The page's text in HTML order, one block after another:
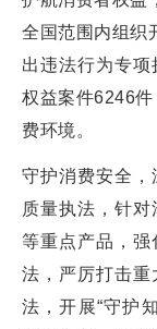
全国范围内组织
出违法行为专
权益案件6246
费环境。
守护消费安全，
质量执法，针
等重点产品，强
法，严厉打击重
法，开展“守护